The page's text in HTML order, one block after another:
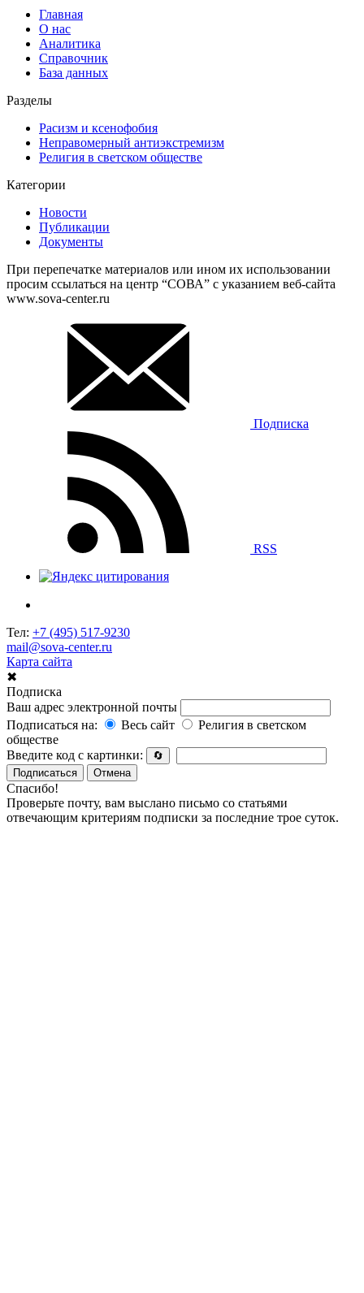
Главная
О нас
Аналитика
Справочник
База данных
Разделы
Расизм и ксенофобия
Неправомерный антиэкстремизм
Религия в светском обществе
Категории
Новости
Публикации
Документы
При перепечатке материалов или ином их использовании
просим ссылаться на центр “СОВА” с указанием веб-сайта
www.sova-center.ru
Подписка
RSS
Тел: +7 (495) 517-9230
mail@sova-center.ru
Карта сайта
✖
Подписка
Ваш адрес электронной почты
Подписаться на:
Весь сайт
Религия в светском
обществе
Введите код с картинки:
🔄
Подписаться
Отмена
Спасибо!
Проверьте почту, вам выслано письмо со статьями
отвечающим критериям подписки за последние трое суток.